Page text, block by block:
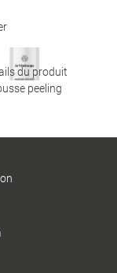
RENDEZ-VOUS EN
du produit
peeling